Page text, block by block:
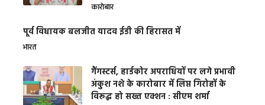
कारोबार
पूर्व विधायक बलजीत यादव ईडी की हिरासत में
भारत
गैंगस्टर्स, हार्डकोर अपराधियों पर लगे प्रभावी
अंकुश नशे के कारोबार में लिप्त गिरोहों के
विरूद्ध हो सख्त एक्शन : सीएम शर्मा